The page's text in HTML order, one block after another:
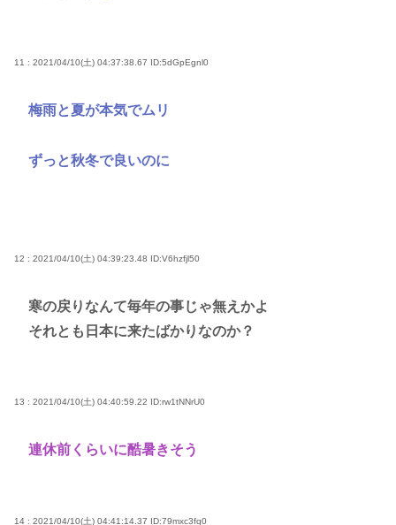
11 : 2021/04/10(土) 04:37:38.67 ID:5dGpEgnl0
梅雨と夏が本気でムリ
ずっと秋冬で良いのに
12 : 2021/04/10(土) 04:39:23.48 ID:V6hzfjl50
寒の戻りなんて毎年の事じゃ無えかよ
それとも日本に来たばかりなのか？
13 : 2021/04/10(土) 04:40:59.22 ID:rw1tNNrU0
連休前くらいに酷暑きそう
14 : 2021/04/10(土) 04:41:14.37 ID:79mxc3fq0